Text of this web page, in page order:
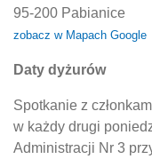
95-200 Pabianice
zobacz w Mapach Google
Daty dyżurów
Spotkanie z
w każdy drugi
Administracji Nr 3